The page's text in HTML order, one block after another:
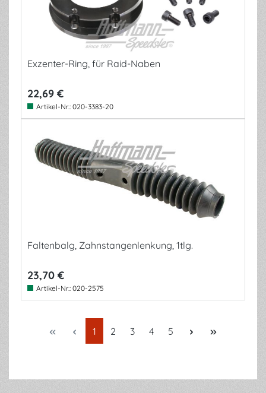
Exzenter-Ring, für Raid-Naben
22,69 €
Artikel-Nr.: 020-3383-20
Faltenbalg, Zahnstangenlenkung, 1tlg.
23,70 €
Artikel-Nr.: 020-2575
Seite
1 Seite
2 Seite
3 Seite
4 Seite
5